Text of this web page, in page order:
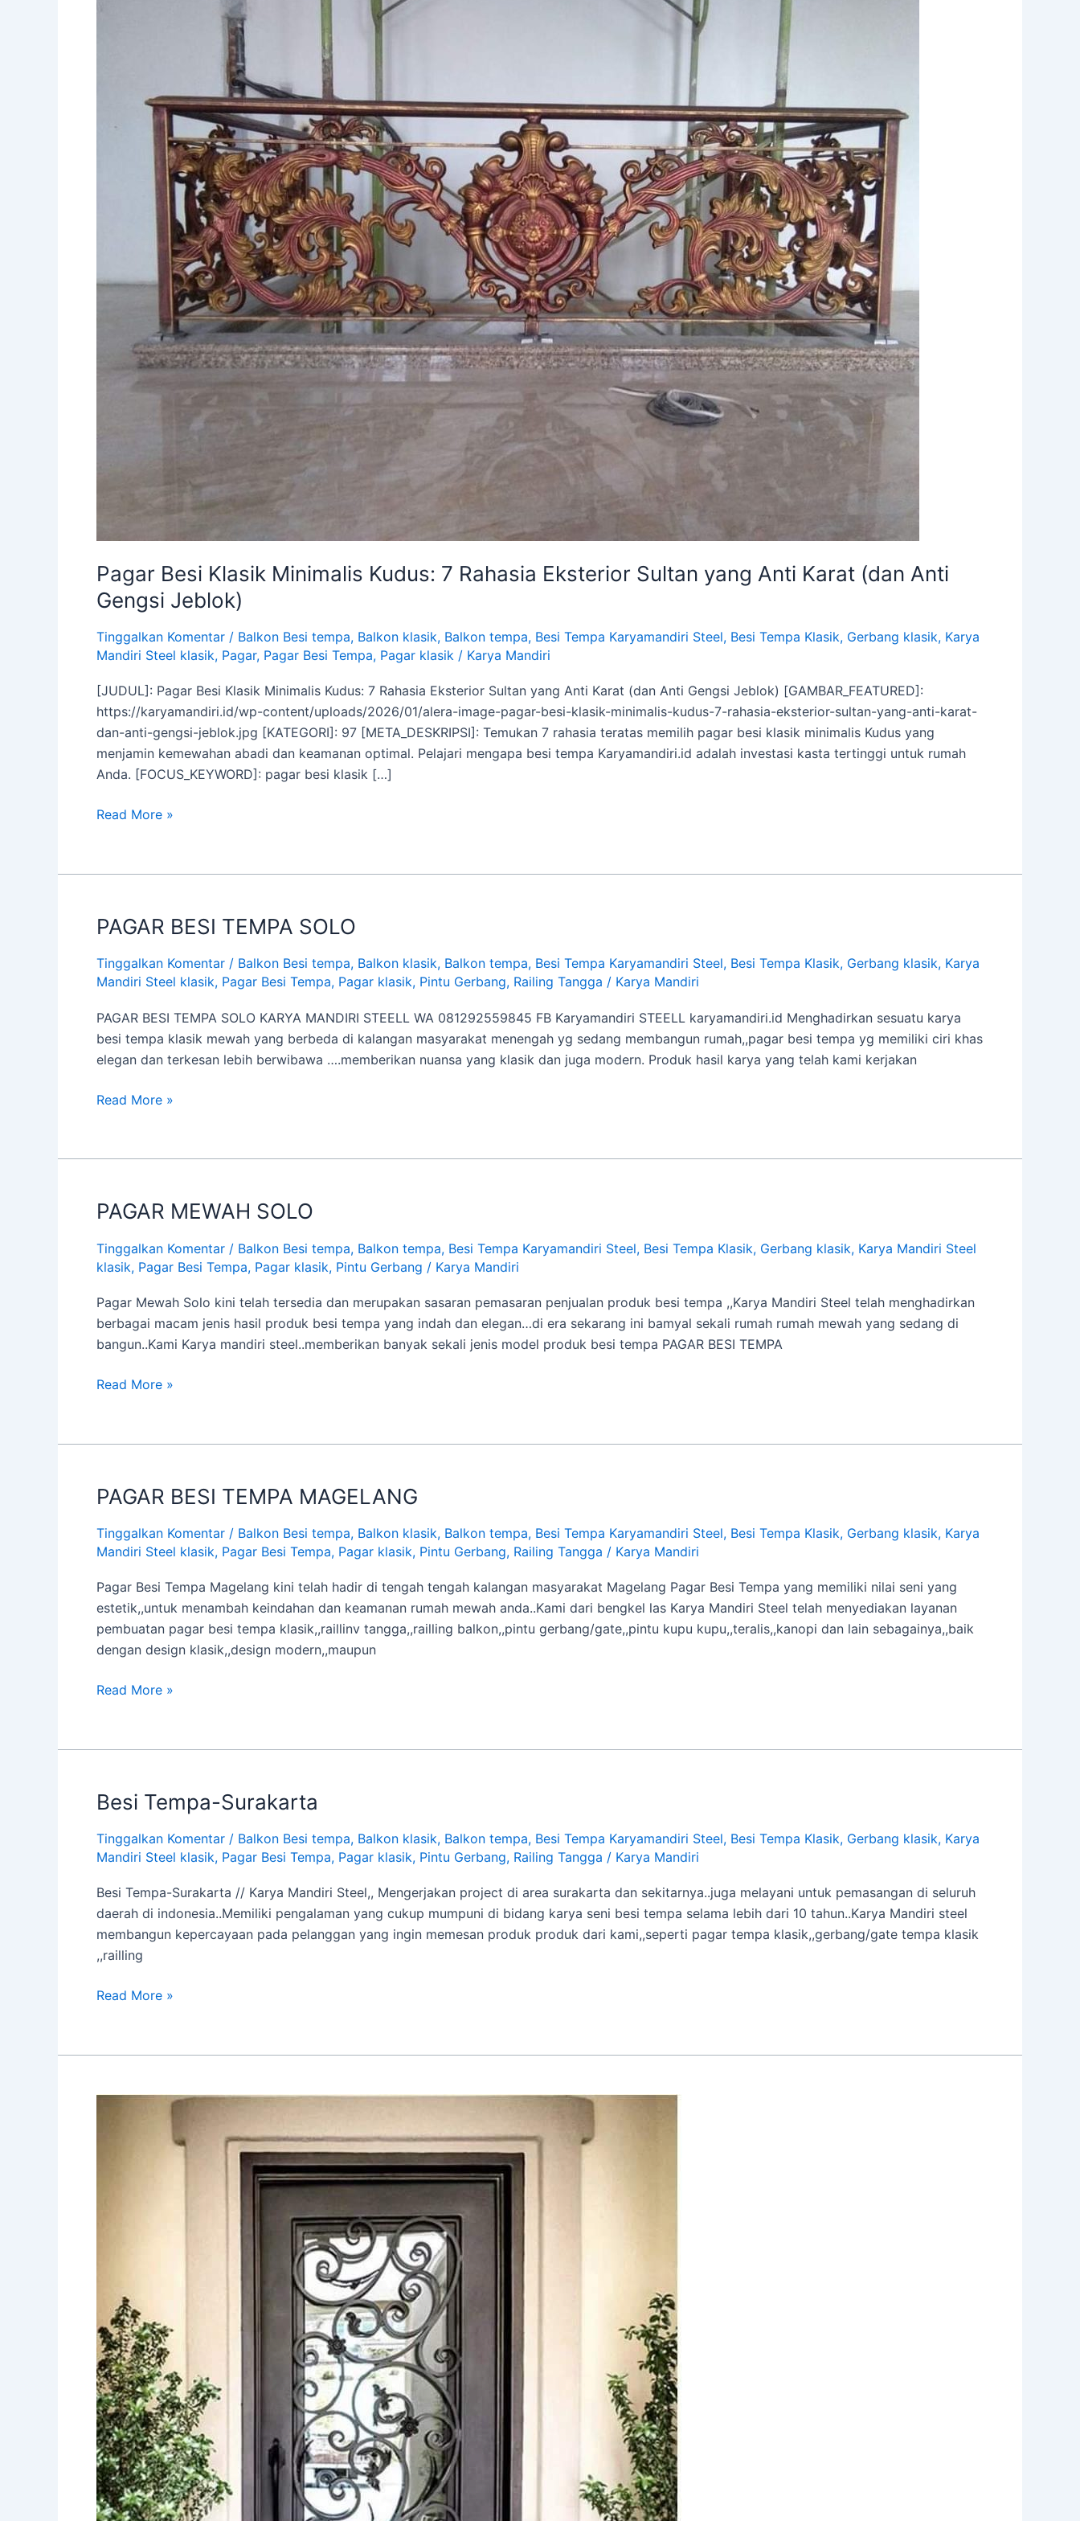
Pagar Besi Klasik Minimalis Kudus: 7 Rahasia Eksterior Sultan yang Anti Karat (dan Anti
Gengsi Jeblok)
Tinggalkan Komentar / Balkon Besi tempa, Balkon klasik, Balkon tempa, Besi Tempa Karyamandiri Steel, Besi Tempa Klasik, Gerbang klasik, Karya
Mandiri Steel klasik, Pagar, Pagar Besi Tempa, Pagar klasik / Karya Mandiri
[JUDUL]: Pagar Besi Klasik Minimalis Kudus: 7 Rahasia Eksterior Sultan yang Anti Karat (dan Anti Gengsi Jeblok) [GAMBAR_FEATURED]:
https://karyamandiri.id/wp-content/uploads/2026/01/alera-image-pagar-besi-klasik-minimalis-kudus-7-rahasia-eksterior-sultan-yang-anti-karat-
dan-anti-gengsi-jeblok.jpg [KATEGORI]: 97 [META_DESKRIPSI]: Temukan 7 rahasia teratas memilih pagar besi klasik minimalis Kudus yang
menjamin kemewahan abadi dan keamanan optimal. Pelajari mengapa besi tempa Karyamandiri.id adalah investasi kasta tertinggi untuk rumah
Anda. [FOCUS_KEYWORD]: pagar besi klasik […]
Read More »
PAGAR BESI TEMPA SOLO
Tinggalkan Komentar / Balkon Besi tempa, Balkon klasik, Balkon tempa, Besi Tempa Karyamandiri Steel, Besi Tempa Klasik, Gerbang klasik, Karya
Mandiri Steel klasik, Pagar Besi Tempa, Pagar klasik, Pintu Gerbang, Railing Tangga / Karya Mandiri
PAGAR BESI TEMPA SOLO KARYA MANDIRI STEELL WA 081292559845 FB Karyamandiri STEELL karyamandiri.id Menghadirkan sesuatu karya
besi tempa klasik mewah yang berbeda di kalangan masyarakat menengah yg sedang membangun rumah,,pagar besi tempa yg memiliki ciri khas
elegan dan terkesan lebih berwibawa ….memberikan nuansa yang klasik dan juga modern. Produk hasil karya yang telah kami kerjakan
PAGAR
TEMPA
SOLO
Read More »
PAGAR MEWAH SOLO
Tinggalkan Komentar / Balkon Besi tempa, Balkon tempa, Besi Tempa Karyamandiri Steel, Besi Tempa Klasik, Gerbang klasik, Karya Mandiri Steel
klasik, Pagar Besi Tempa, Pagar klasik, Pintu Gerbang / Karya Mandiri
Pagar Mewah Solo kini telah tersedia dan merupakan sasaran pemasaran penjualan produk besi tempa ,,Karya Mandiri Steel telah menghadirkan
berbagai macam jenis hasil produk besi tempa yang indah dan elegan…di era sekarang ini bamyal sekali rumah rumah mewah yang sedang di
bangun..Kami Karya mandiri steel..memberikan banyak sekali jenis model produk besi tempa PAGAR BESI TEMPA
PAGAR
SOLO
Read More »
PAGAR BESI TEMPA MAGELANG
Tinggalkan Komentar / Balkon Besi tempa, Balkon klasik, Balkon tempa, Besi Tempa Karyamandiri Steel, Besi Tempa Klasik, Gerbang klasik, Karya
Mandiri Steel klasik, Pagar Besi Tempa, Pagar klasik, Pintu Gerbang, Railing Tangga / Karya Mandiri
Pagar Besi Tempa Magelang kini telah hadir di tengah tengah kalangan masyarakat Magelang Pagar Besi Tempa yang memiliki nilai seni yang
estetik,,untuk menambah keindahan dan keamanan rumah mewah anda..Kami dari bengkel las Karya Mandiri Steel telah menyediakan layanan
pembuatan pagar besi tempa klasik,,raillinv tangga,,railling balkon,,pintu gerbang/gate,,pintu kupu kupu,,teralis,,kanopi dan lain sebagainya,,baik
dengan design klasik,,design modern,,maupun
PAGAR
TEMPA
MAGELANG
Read More »
Besi Tempa-Surakarta
Tinggalkan Komentar / Balkon Besi tempa, Balkon klasik, Balkon tempa, Besi Tempa Karyamandiri Steel, Besi Tempa Klasik, Gerbang klasik, Karya
Mandiri Steel klasik, Pagar Besi Tempa, Pagar klasik, Pintu Gerbang, Railing Tangga / Karya Mandiri
Besi Tempa-Surakarta // Karya Mandiri Steel,, Mengerjakan project di area surakarta dan sekitarnya..juga melayani untuk pemasangan di seluruh
daerah di indonesia..Memiliki pengalaman yang cukup mumpuni di bidang karya seni besi tempa selama lebih dari 10 tahun..Karya Mandiri steel
membangun kepercayaan pada pelanggan yang ingin memesan produk produk dari kami,,seperti pagar tempa klasik,,gerbang/gate tempa klasik
,,railling
Besi
Surakarta
Read More »